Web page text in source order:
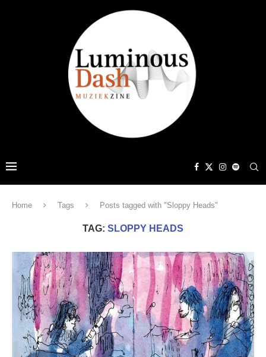
Home Tags Posts tagged with "Sloppy Heads"
TAG: SLOPPY HEADS